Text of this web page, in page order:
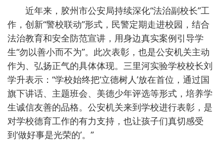
近年来，胶州市公安局持续深化“法治副校长”工
作，创新“警校联动”形式，民警定期走进校园，结合
法治教育和安全防范宣讲，用身边真实案例引导学
生“勿以善小而不为”。此次表彰，也是公安机关主动
作为、弘扬正气的具体体现。三里河实验学校校长刘
学升表示：“学校始终把‘立德树人’放在首位，通过国
旗下讲话、主题班会、美德少年评选等形式，培养学
生诚信友善的品格。公安机关来到学校进行表彰，是
对学校德育工作的有力支持，也让孩子们真切感受
到‘做好事是光荣的’。”